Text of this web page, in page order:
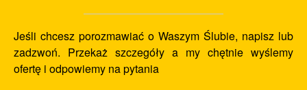
Jeśli chcesz porozmawiać o Waszym Ślubie, napisz lub
zadzwoń. Przekaż szczegóły a my chętnie wyślemy
ofertę i odpowiemy na pytania